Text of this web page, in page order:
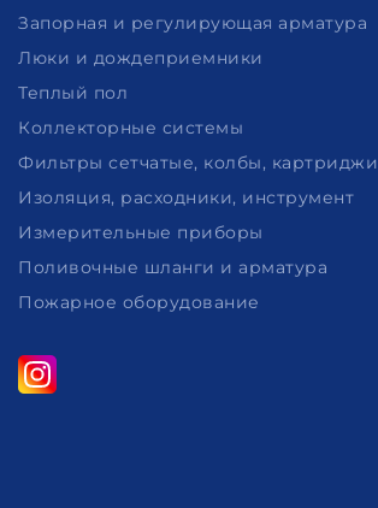
Запорная и регулирующая арматура
Люки и дождеприемники
Теплый пол
Коллекторные системы
Фильтры сетчатые, колбы, картриджи
Изоляция, расходники, инструмент
Измерительные приборы
Поливочные шланги и арматура
Пожарное оборудование